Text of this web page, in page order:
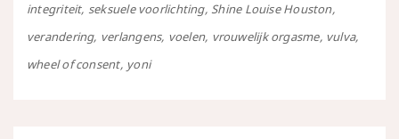
integriteit seksuele voorlichting Shine Louise Houston
verandering verlangens voelen vrouwelijk orgasme vulva
wheel of consent yoni